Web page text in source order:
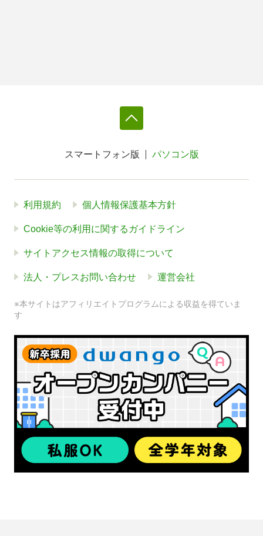
スマートフォン版 パソコン版
利用規約 個人情報保護基本方針
Cookie等の利用に関するガイドライン
サイトアクセス情報の取得について
法人・プレスお問い合わせ 運営会社
※本サイトはアフィリエイトプログラムによる収益を得ていま
す